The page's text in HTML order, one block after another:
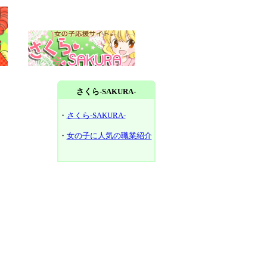
さくら-SAKURA-
・ さくら-SAKURA-
・ 女の子に人気の職業紹介